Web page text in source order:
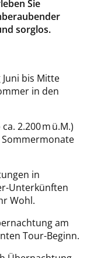
Sie
sorglos.
Juni bis Mitte
in den
2.200 m ü.M.)
in
Unterkünften
Wohl.
am
Tour-Beginn.